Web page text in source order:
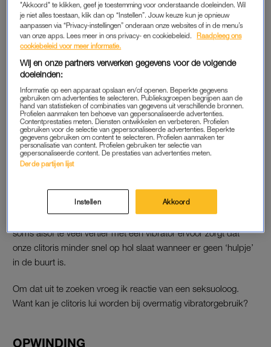
Ik kan dat alleen maar beamen. Deze luchtdrukstimulatie zorgt
er namelijk voor dat je binnen de kortste keren naar het
plafond schiet. Op mijn woord van eer, je komt klaar op een
heel andere manier dan je waarschijnlijk gewend bent. Daarbij
zijn de orgasmes niet alleen heftiger dan wanneer jij of je
partner je clitoris bevredigt, ook duurt je hoogtepunt langer.
Gevalletje win-win, zal ik maar zeggen.
LUIE CLITORIS
Is er dan helemaal geen ‘maar’? Jawel. Zowel ikzelf als de
jaar – vrezen weleens voor nadelige gevolgen van het gebruik
van de Satisfyer. Tegen een potje luchtdrukstimulatie kan
immers weinig op en dat merken ook onze partners. Het lijkt
soms alsof te veel vertier met een vibrator ervoor zorgt dat
onze clitoris minder snel op hol slaat wanneer er geen ‘hulpje’
in de buurt is.
Om dat uit te zoeken vroeg ik reactie van een seksuoloog.
Want kan je clitoris lui worden bij overmatig vibratorgebruik?
OPWINDING
"Akkoord" te klikken, geef je toestemming voor onderstaande doeleinden. Wil
je niet alles toestaan, klik dan op “Instellen”. Jouw keuze kun je opnieuw
aanpassen via “Privacy-instellingen” onderaan onze websites of in de menu’s
van onze apps. Lees meer in ons privacy- en cookiebeleid.
Raadpleeg ons
cookiebeleid voor meer informatie.
Wij en onze partners verwerken gegevens voor de volgende
doeleinden:
Informatie op een apparaat opslaan en/of openen. Beperkte gegevens
gebruiken om advertenties te selecteren. Publieksgroepen begrijpen aan de
hand van statistieken of combinaties van gegevens uit verschillende bronnen.
Profielen aanmaken ten behoeve van gepersonaliseerde advertenties.
Contentprestaties meten. Diensten ontwikkelen en verbeteren. Profielen
gebruiken voor de selectie van gepersonaliseerde advertenties. Beperkte
gegevens gebruiken om content te selecteren. Profielen aanmaken ter
personalisatie van content. Profielen gebruiken ter selectie van
gepersonaliseerde content. De prestaties van advertenties meten.
Derde partijen lijst
Instellen Akkoord